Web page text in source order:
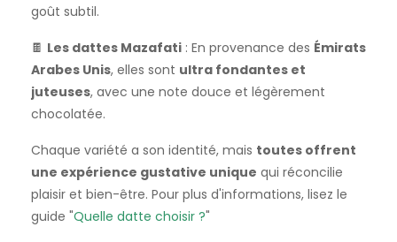
goût subtil.
🍫 Les dattes Mazafati : En provenance des Émirats
Arabes Unis, elles sont ultra fondantes et
juteuses, avec une note douce et légèrement
chocolatée.
Chaque variété a son identité, mais toutes offrent
une expérience gustative unique qui réconcilie
plaisir et bien-être. Pour plus d'informations, lisez le
guide "Quelle datte choisir ?"